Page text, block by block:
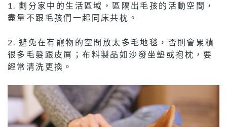
1. 劃分家中的生活區域，區隔出毛孩的活動空間，
盡量不跟毛孩們一起同床共枕。
2. 避免在有寵物的空間放太多毛地毯，否則會累積
很多毛髮跟皮屑；布料製品如沙發坐墊或抱枕，要
經常清洗更換。